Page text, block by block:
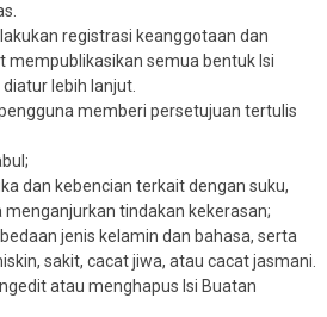
registrasi keanggotaan dan
mempublikasikan semua bentuk Isi
lebih lanjut.
memberi persetujuan tertulis
dan kebencian terkait dengan suku,
tindakan kekerasan;
jenis kelamin dan bahasa, serta
sakit, cacat jiwa, atau cacat jasmani.
atau menghapus Isi Buatan